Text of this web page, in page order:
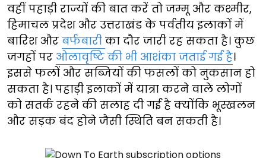
वहीं पहाड़ी राज्यों की बात करें तो जम्मू और कश्मीर,
हिमाचल प्रदेश और उत्तराखंड के पर्वतीय इलाकों में
बारिश और बर्फबारी का दौर जारी रह सकता है। कुछ
जगहों पर ओलावृष्टि की भी आशंका जताई गई है।
इससे फलों और सब्जियों की फसलों को नुकसान हो
सकता है। पहाड़ी इलाकों में यात्रा करने वाले लोगों
को सतर्क रहने की सलाह दी गई है क्योंकि भूस्खलन
और सड़क बंद होने जैसी स्थिति बन सकती है।